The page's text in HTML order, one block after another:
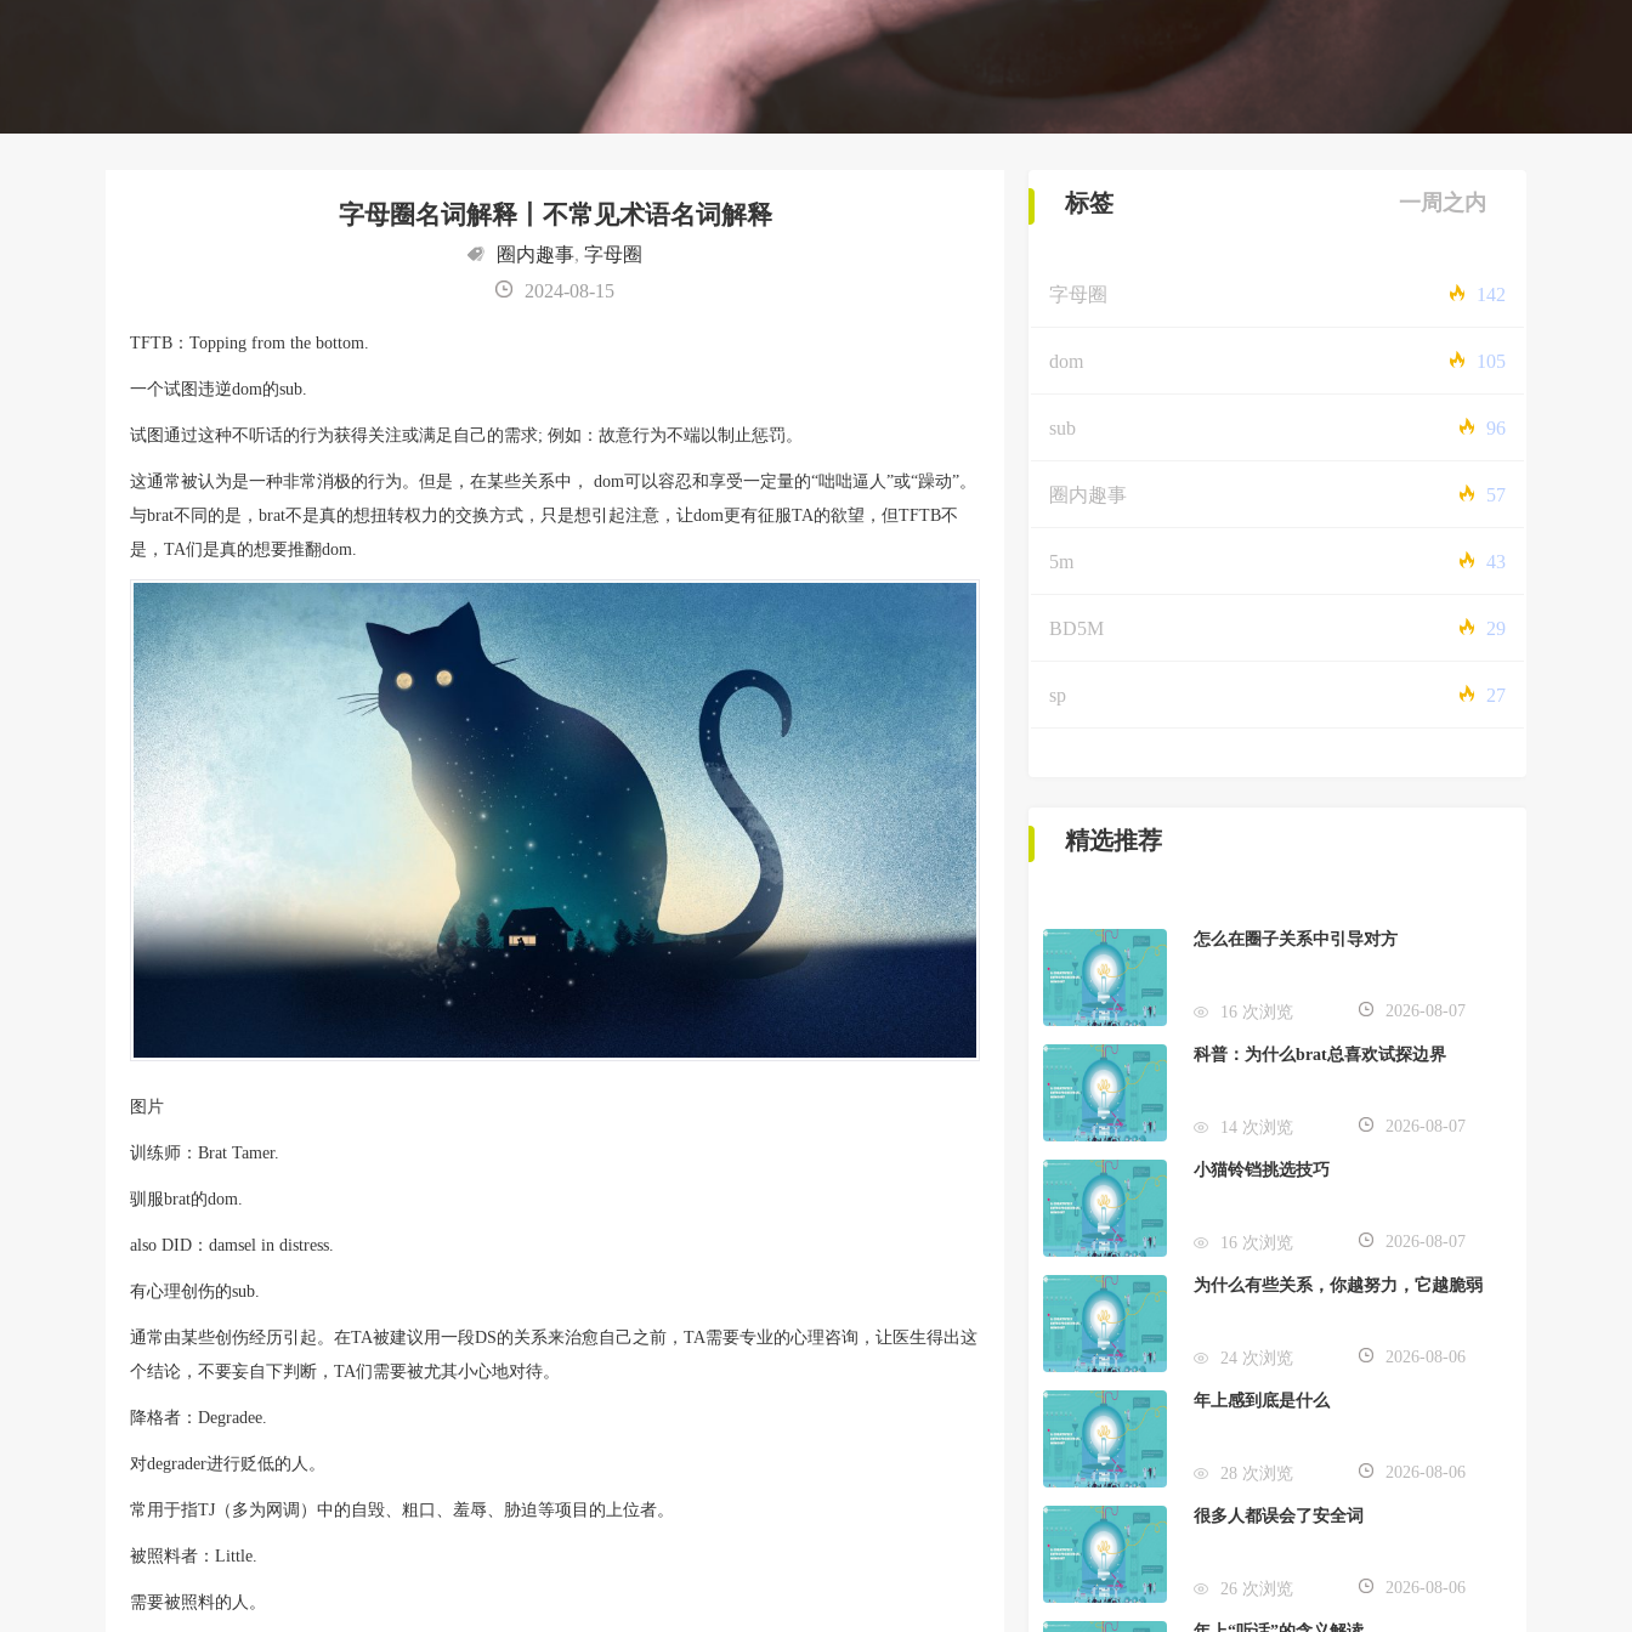
字母圈名词解释丨不常见术语名词解释
圈内趣事, 字母圈
2024-08-15
TFTB：Topping from the bottom.
一个试图违逆dom的sub.
试图通过这种不听话的行为获得关注或满足自己的需求; 例如：故意行为不端以制止惩罚。
这通常被认为是一种非常消极的行为。但是，在某些关系中， dom可以容忍和享受一定量的“咄咄逼人”或“躁动”。
与brat不同的是，brat不是真的想扭转权力的交换方式，只是想引起注意，让dom更有征服TA的欲望，但TFTB不
是，TA们是真的想要推翻dom.
图片
训练师：Brat Tamer.
驯服brat的dom.
also DID：damsel in distress.
有心理创伤的sub.
通常由某些创伤经历引起。在TA被建议用一段DS的关系来治愈自己之前，TA需要专业的心理咨询，让医生得出这
个结论，不要妄自下判断，TA们需要被尤其小心地对待。
降格者：Degradee.
对degrader进行贬低的人。
常用于指TJ（多为网调）中的自毁、粗口、羞辱、胁迫等项目的上位者。
被照料者：Little.
需要被照料的人。
标签 一周之内
字母圈 142
dom 105
sub 96
圈内趣事 57
5m 43
BD5M 29
sp 27
精选推荐
怎么在圈子关系中引导对方
16 次浏览 2026-08-07
科普：为什么brat总喜欢试探边界
14 次浏览 2026-08-07
小猫铃铛挑选技巧
16 次浏览 2026-08-07
为什么有些关系，你越努力，它越脆弱
24 次浏览 2026-08-06
年上感到底是什么
28 次浏览 2026-08-06
很多人都误会了安全词
26 次浏览 2026-08-06